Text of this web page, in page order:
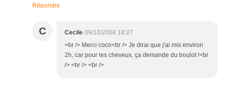
Répondre
C Cecile 09/10/2008 18:27
<br /> Merci coco<br /> Je dirai que j'ai mis environ
2h, car pour les cheveux, ça demande du boulot !<br
/> <br /> <br />